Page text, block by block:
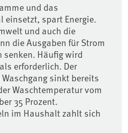
und das
spart Energie.
und auch die
die Ausgaben für Strom
Häufig wird
erforderlich. Der
sinkt bereits
Waschtemperatur vom
35 Prozent.
im Haushalt zahlt sich